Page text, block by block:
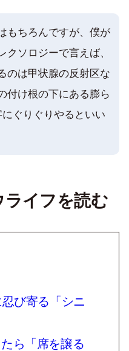
もちろんですが、僕が
クソロジーで言えば、
のは甲状腺の反射区な
付け根の下にある膨ら
ぐりぐりやるといい
イフを読む
び寄る「シニ
ら「席を譲る